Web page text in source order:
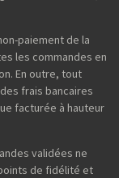
paiement de la
les commandes en
En outre, tout
frais bancaires
facturée à hauteur
validées ne
de fidélité et